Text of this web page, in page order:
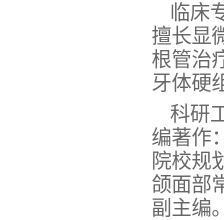
临床
擅长显
根管治
牙体硬
科研
编著作
院校规
颌面部
副主编